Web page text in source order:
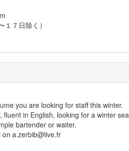
７日除く）
you are looking for staff this winter.
in English, looking for a winter
bartender or waiter.
a.zerbib@live.fr